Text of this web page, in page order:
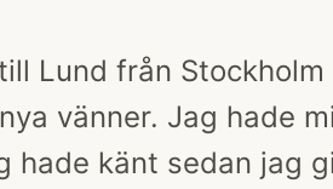
Lund från
vänner. Jag hade
hade känt sedan jag